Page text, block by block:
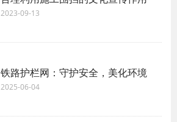
2023-09-13
铁路护栏网：守护安全，美化环境
2025-06-04